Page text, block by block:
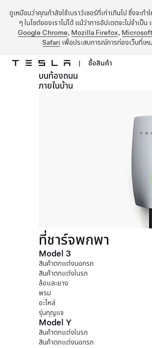
ดูเหมือนว่าคุณกำลังใช้เบราว์เซอร์ที่เก่าเกินไป ซึ่งจะท
ๆ ในไซต์ของเราไม่ได้ แม้ว่าการอัปเดตจะไม่จำเป็
Google Chrome, Mozilla Firefox,
Safari เพื่อประสบการณ์การท่องเว็บที่เห
ข้ามไปที่เนื้อหาหลัก
| ซื้อสินค้า
บนท้องถนน
ภายในบ้าน
ที่ชาร์จพกพา
Model 3
สินค้าตกแต่งนอกรถ
สินค้าตกแต่งในรถ
ล้อและยาง
พรม
อะไหล่
รุ่นกุญแจ
Model Y
สินค้าตกแต่งในรถ
สินค้าตกแต่งนอกรถ